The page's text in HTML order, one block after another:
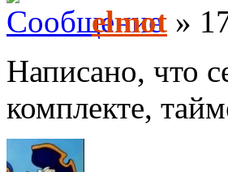
elmot »
Написано, что
комплекте,